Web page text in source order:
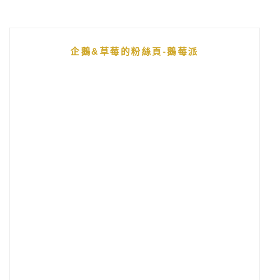
企鵝&草莓的粉絲頁-鵝莓派